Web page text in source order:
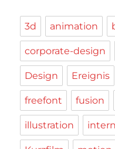
3d animation
corporate-design
Design Ereignis
freefont fusion
illustration